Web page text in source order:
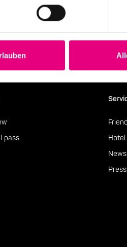
Receive the latest news regularly
pass
Press